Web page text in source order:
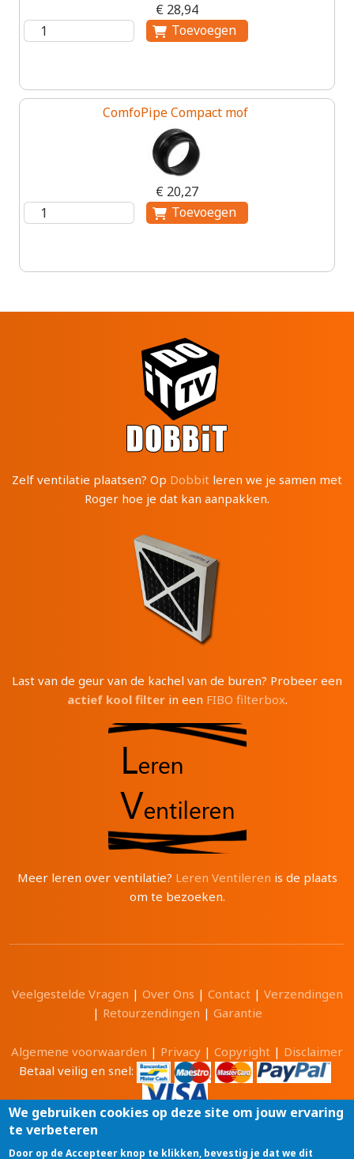
€ 28,94
ComfoPipe Compact mof
€ 20,27
Zelf ventilatie plaatsen? Op Dobbit leren we je samen met
Roger hoe je dat kan aanpakken.
Last van de geur van de kachel van de buren? Probeer een
actief kool filterin een FIBO filterbox.
Meer leren over ventilatie? Leren Ventileren is de plaats
om te bezoeken.
Veelgestelde Vragen | Over Ons | Contact| Verzendingen
| Retourzendingen | Garantie
Algemene voorwaarden | Privacy | Copyright | Disclaimer
Betaal veilig en snel:
Alle prijzen zijn in Euro en inclusief 21% BTW.
We gebruiken cookies op deze site om jouw ervaring
te verbeteren
Door op de Accepteer knop te klikken, bevestig je dat we dit